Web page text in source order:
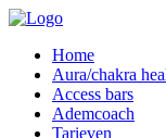
Home
Aura/chakra
Access bars
Ademcoach
Tarieven